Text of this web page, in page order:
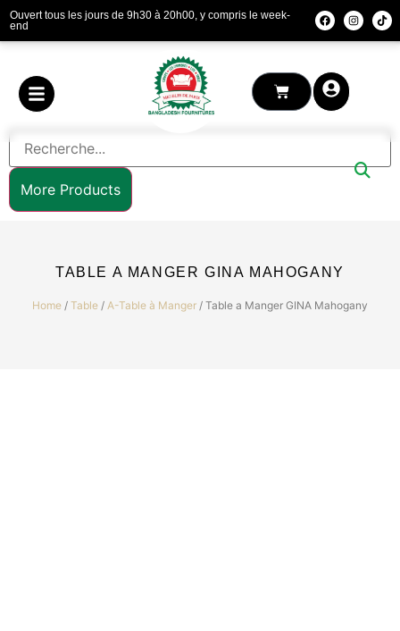
Ouvert tous les jours de 9h30 à 20h00, y compris le week-
end
More Products
TABLE A MANGER GINA MAHOGANY
Home / Table / A-Table à Manger / Table a Manger GINA Mahogany